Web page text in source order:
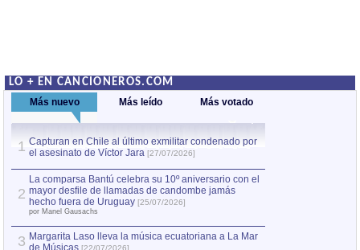
LO + EN CANCIONEROS.COM
Más nuevo Más leído Más votado
1 Capturan en Chile al último exmilitar condenado por
el asesinato de Víctor Jara [27/07/2026]
2
La comparsa Bantú celebra su 10º aniversario con el
mayor desfile de llamadas de candombe jamás
hecho fuera de Uruguay [25/07/2026]
por Manel Gausachs
3 Margarita Laso lleva la música ecuatoriana a La Mar
de Músicas [22/07/2026]